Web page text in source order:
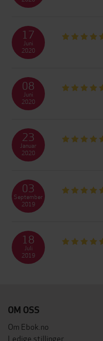
17
Juni
2020
08
Juni
2020
23
Januar
2020
03
September
2019
18
Juli
2019
OM OSS
Om Ebok.no
Ledige stillinger